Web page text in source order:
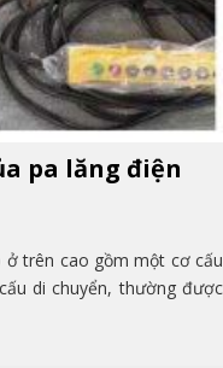
pa lăng điện
trên cao gồm một cơ cấu
di chuyển, thường được